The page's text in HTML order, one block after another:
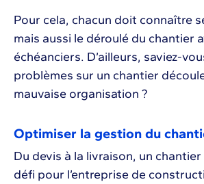
Pour cela, chacun doit connaître
mais aussi le déroulé du chantier
échéanciers. D’ailleurs, saviez-
problèmes sur un chantier
mauvaise organisation ?
Optimiser la gestion du
Du devis à la livraison, un
défi pour l’entreprise de